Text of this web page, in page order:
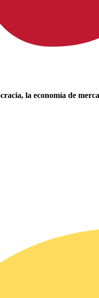
la economía de